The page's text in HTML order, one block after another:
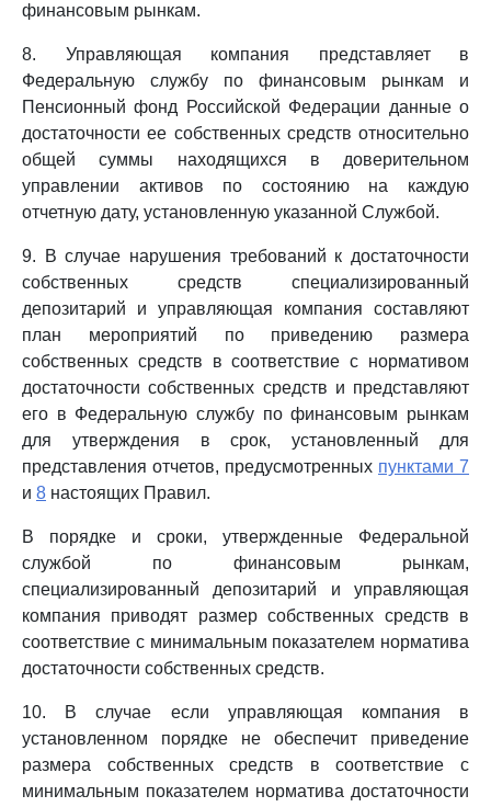
финансовым рынкам.
8. Управляющая компания представляет в
Федеральную службу по финансовым рынкам и
Пенсионный фонд Российской Федерации данные о
достаточности ее собственных средств относительно
общей суммы находящихся в доверительном
управлении активов по состоянию на каждую
отчетную дату, установленную указанной Службой.
9. В случае нарушения требований к достаточности
собственных средств специализированный
депозитарий и управляющая компания составляют
план мероприятий по приведению размера
собственных средств в соответствие с нормативом
достаточности собственных средств и представляют
его в Федеральную службу по финансовым рынкам
для утверждения в срок, установленный для
представления отчетов, предусмотренных пунктами 7
и 8 настоящих Правил.
В порядке и сроки, утвержденные Федеральной
службой по финансовым рынкам,
специализированный депозитарий и управляющая
компания приводят размер собственных средств в
соответствие с минимальным показателем норматива
достаточности собственных средств.
10. В случае если управляющая компания в
установленном порядке не обеспечит приведение
размера собственных средств в соответствие с
минимальным показателем норматива достаточности